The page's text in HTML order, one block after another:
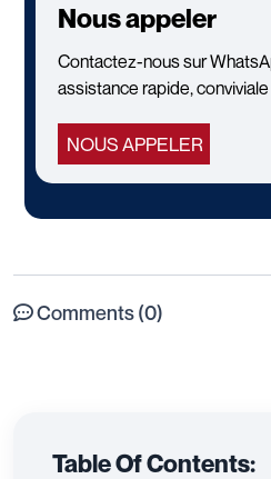
Nous appeler
Contactez-nous sur
assistance rapide,
NOUS APPELER
Comments (0)
Table Of Contents: